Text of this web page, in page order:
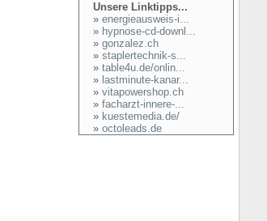
Unsere Linktipps...
» energieausweis-i...
» hypnose-cd-downl...
» gonzalez.ch
» staplertechnik-s...
» table4u.de/onlin...
» lastminute-kanar...
» vitapowershop.ch
» facharzt-innere-...
» kuestemedia.de/
» octoleads.de